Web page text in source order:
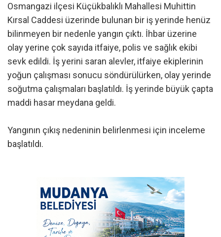
Osmangazi ilçesi Küçükbalıklı Mahallesi Muhittin
Kırsal Caddesi üzerinde bulunan bir iş yerinde henüz
bilinmeyen bir nedenle yangın çıktı. İhbar üzerine
olay yerine çok sayıda itfaiye, polis ve sağlık ekibi
sevk edildi. İş yerini saran alevler, itfaiye ekiplerinin
yoğun çalışması sonucu söndürülürken, olay yerinde
soğutma çalışmaları başlatıldı. İş yerinde büyük çapta
maddi hasar meydana geldi.
Yangının çıkış nedeninin belirlenmesi için inceleme
başlatıldı.